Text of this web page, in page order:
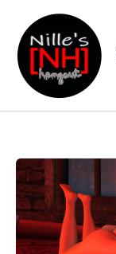
indholdet